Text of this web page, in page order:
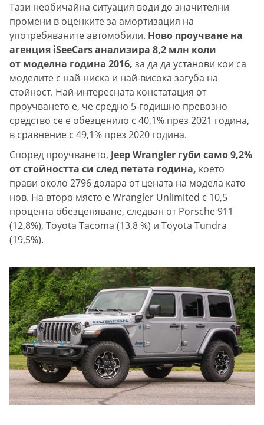
Тази необичайна ситуация води до значителни
промени в оценките за амортизация на
употребяваните автомобили. Ново проучване на
агенция iSeeCars анализира 8,2 млн коли
от моделна година 2016, за да да установи кои са
моделите с най-ниска и най-висока загуба на
стойност. Най-интересната констатация от
проучването е, че средно 5-годишно превозно
средство се е обезценило с 40,1% през 2021 година,
в сравнение с 49,1% през 2020 година.
Според проучването, Jeep Wrangler губи само 9,2%
от стойността си след петата година, което
прави около 2796 долара от цената на модела като
нов. На второ място е Wrangler Unlimited с 10,5
процента обезценяване, следван от Porsche 911
(12,8%), Toyota Tacoma (13,8 %) и Toyota Tundra
(19,5%).